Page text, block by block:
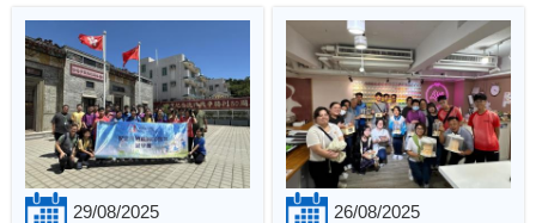
29/08/2025 26/08/2025